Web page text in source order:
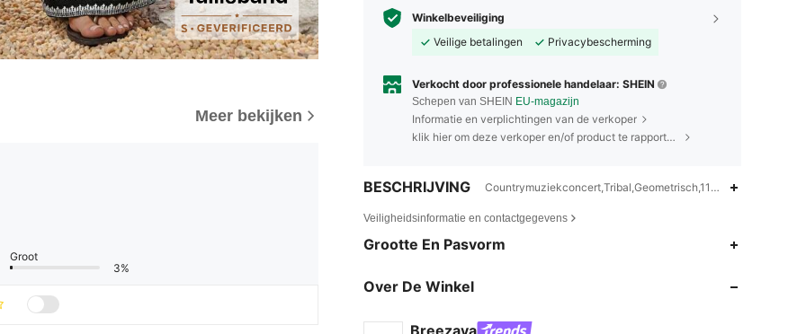
Meer bekijken
Groot
3%
Winkelbeveiliging
Veilige betalingen
Privacybescherming
Verkocht door professionele handelaar: SHEIN
Schepen van SHEIN EU-magazijn
Informatie en verplichtingen van de verkoper
klik hier om deze verkoper en/of product te rapporteren.
BESCHRIJVING Countrymuziekconcert,Tribal,Geometrisch,11% Polyamide,89%
Veiligheidsinformatie en contactgegevens
Grootte En Pasvorm
Over De Winkel
4.78